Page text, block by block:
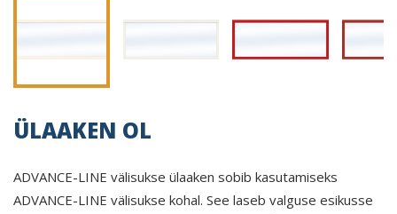
ÜLAAKEN OL
ADVANCE-LINE välisukse ülaaken sobib kasutamiseks
ADVANCE-LINE välisukse kohal. See laseb valguse esikusse